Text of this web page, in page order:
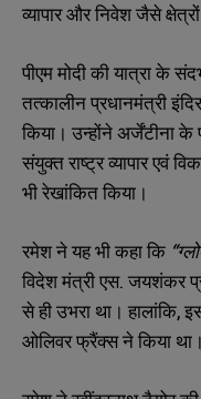
व्यापार और निवेश जैसे
पीएम मोदी की यात्रा के
तत्कालीन प्रधानमंत्री
किया। उन्होंने अर्जेंटीना के
संयुक्त राष्ट्र व्यापार एवं
भी रेखांकित किया।
रमेश ने यह भी कहा कि “
विदेश मंत्री एस. जयशंकर
से ही उभरा था। हालांकि,
ओलिवर फ्रैंक्स ने किया था।